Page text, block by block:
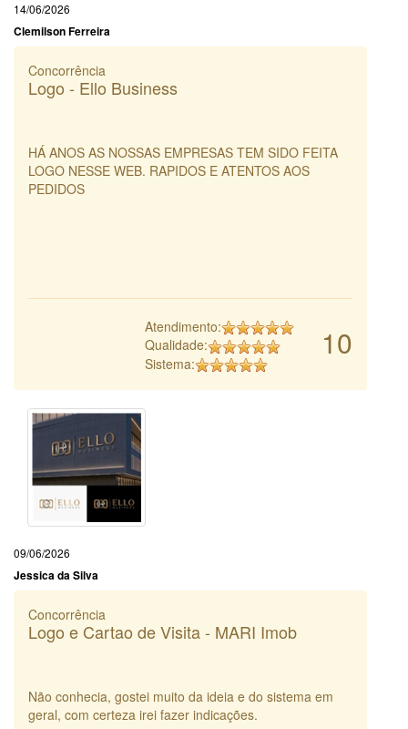
14/06/2026
Clemilson Ferreira
Concorrência
Logo - Ello Business
HÁ ANOS AS NOSSAS EMPRESAS TEM SIDO FEITA
LOGO NESSE WEB. RAPIDOS E ATENTOS AOS
PEDIDOS
10
Atendimento:
Qualidade:
Sistema:
09/06/2026
Jessica da Silva
Concorrência
Logo e Cartao de Visita - MARI Imob
Não conhecia, gostei muito da ideia e do sistema em
geral, com certeza irei fazer indicações.